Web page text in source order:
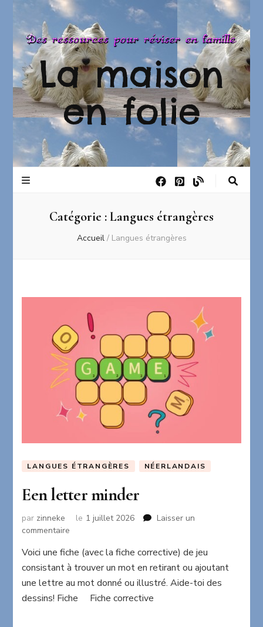
La maison
en folie
Catégorie :Langues étrangères
Accueil / Langues étrangères
LANGUES ÉTRANGÈRES NÉERLANDAIS
Een letter minder
par zinneke le 1 juillet 2026
Laisser un
commentaire
letter
minder
Voici une fiche (avec la fiche corrective) de jeu
consistant à trouver un mot en retirant ou ajoutant
une lettre au mot donné ou illustré. Aide-toi des
dessins! Fiche Fiche corrective